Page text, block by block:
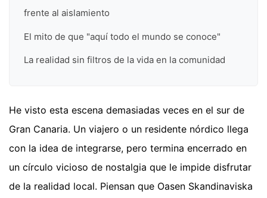
frente al aislamiento
El mito de que "aquí todo el mundo se conoce"
La realidad sin filtros de la vida en la comunidad
He visto esta escena demasiadas veces en el sur de
Gran Canaria. Un viajero o un residente nórdico llega
con la idea de integrarse, pero termina encerrado en
un círculo vicioso de nostalgia que le impide disfrutar
de la realidad local. Piensan que Oasen Skandinaviska